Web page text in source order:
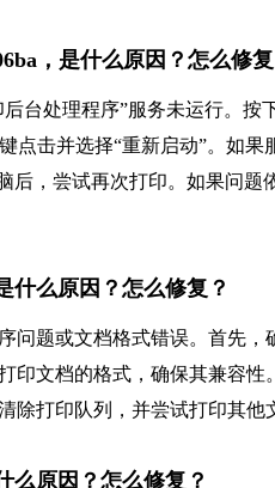
，是什么原因？怎么修复
台处理程序”服务未运行。按
点击并选择“重新启动”。如果
后，尝试再次打印。如果问
什么原因？怎么修复？
问题或文档格式错误。首先
印文档的格式，确保其兼容
除打印队列，并尝试打印其他
么原因？怎么修复？